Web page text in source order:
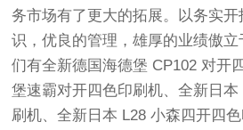
务市场有了更大的拓展。以务实
识，优良的管理，雄厚的业绩傲
们有全新德国海德堡 CP102 对开
堡速霸对开四色印刷机、全新日
刷机、全新日本 L28 小森四开四